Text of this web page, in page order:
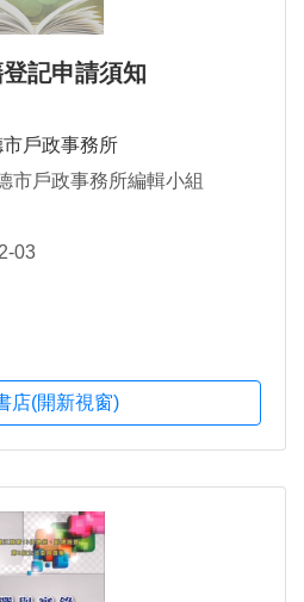
記申請須知
戶政事務所
市戶政事務所編輯小組
03
店(開新視窗)